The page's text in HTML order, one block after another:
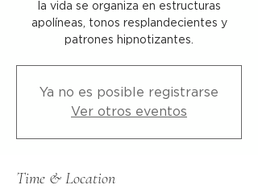
la vida se organiza en estructuras
apolíneas, tonos resplandecientes y
patrones hipnotizantes.
Ya no es posible registrarse
Ver otros eventos
Time & Location